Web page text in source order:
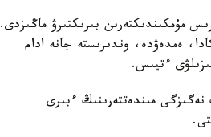
مۇمكىندىكتەرىن بىرىكتىرۋ ماڭىزدى.
ەمدەۋدە، وندىرىستە جانە ادام
ءتيىس.
نەگىزگى مىندەتتەرىنىڭ ءبىرى